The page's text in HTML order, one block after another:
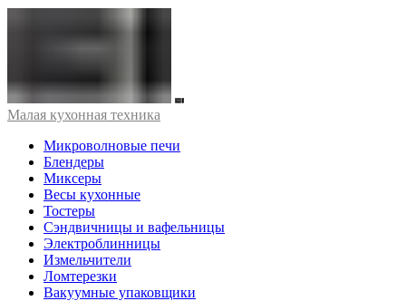
Малая кухонная техника
Микроволновые печи
Блендеры
Миксеры
Весы кухонные
Тостеры
Сэндвичницы и вафельницы
Электроблинницы
Измельчители
Ломтерезки
Вакуумные упаковщики